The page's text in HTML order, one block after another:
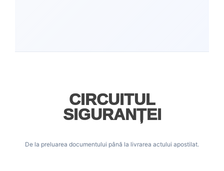
CIRCUITUL
SIGURANȚEI
De la preluarea documentului până la livrarea actului apostilat.